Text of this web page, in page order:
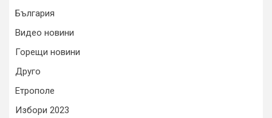
България
Видео новини
Горещи новини
Друго
Етрополе
Избори 2023